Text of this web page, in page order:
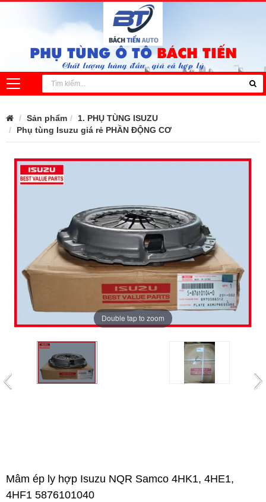
PHỤ TÙNG Ô TÔBÁCH TIẾN
Chất lượng hàng đầu - giá cả hợp lý
Sản phẩm
1. PHỤ TÙNG ISUZU
Phụ tùng Isuzu giá rẻ PHẦN ĐỘNG CƠ
Double tap to zoom
Mâm ép ly hợp Isuzu NQR Samco 4HK1, 4HE1,
4HF1 5876101040